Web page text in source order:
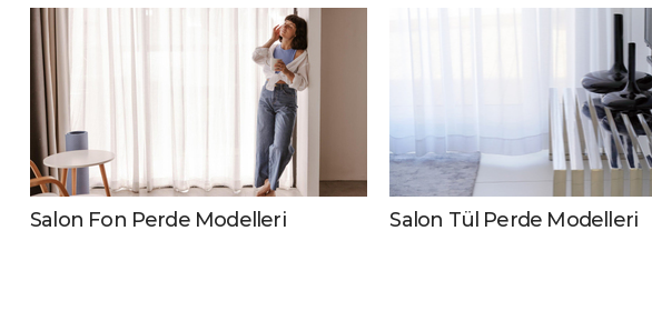
Salon Fon Perde Modelleri Salon Tül Perde Modelleri